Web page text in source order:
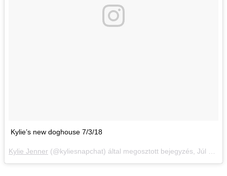
Kylie’s new doghouse 7/3/18
Kylie Jenner (@kyliesnapchat) által megosztott bejegyzés, Júl 3., 2018, időpont: 2:57 (PDT időzóna szerint)